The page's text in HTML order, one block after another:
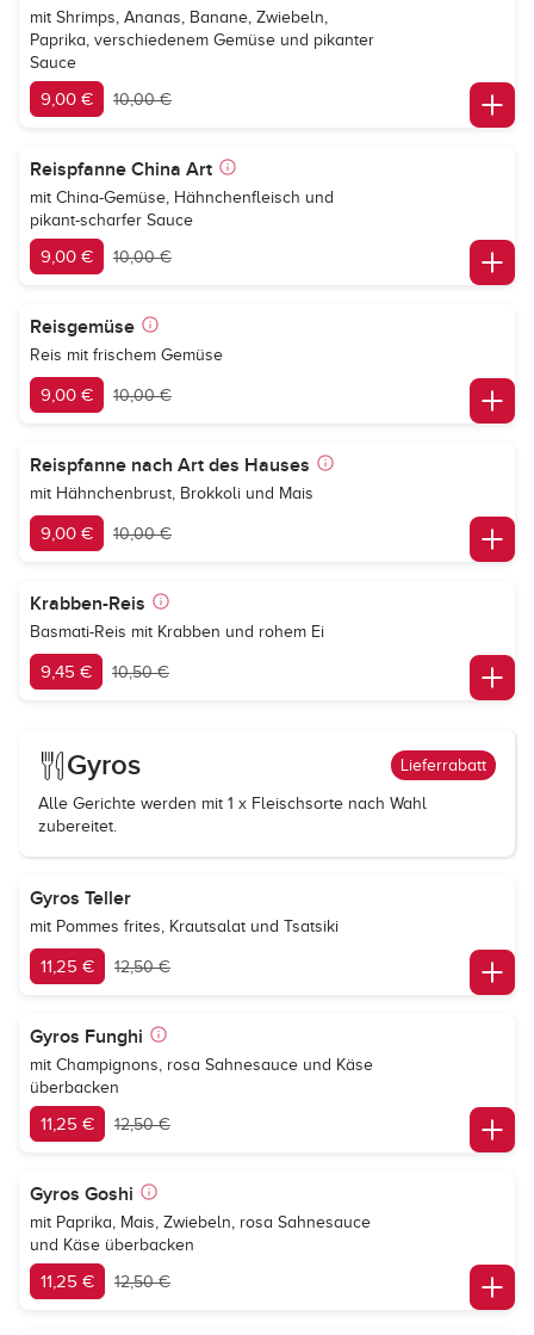
mit Shrimps, Ananas, Banane, Zwiebeln,
Paprika, verschiedenem Gemüse und pikanter
Sauce
9,00 € 10,00 €
Reispfanne China Art
mit China-Gemüse, Hähnchenfleisch und
pikant-scharfer Sauce
9,00 € 10,00 €
Reisgemüse
Reis mit frischem Gemüse
9,00 € 10,00 €
Reispfanne nach Art des Hauses
mit Hähnchenbrust, Brokkoli und Mais
9,00 € 10,00 €
Krabben-Reis
Basmati-Reis mit Krabben und rohem Ei
9,45 € 10,50 €
Gyros Lieferrabatt
Alle Gerichte werden mit 1 x Fleischsorte nach Wahl
zubereitet.
Gyros Teller
mit Pommes frites, Krautsalat und Tsatsiki
11,25 € 12,50 €
Gyros Funghi
mit Champignons, rosa Sahnesauce und Käse
überbacken
11,25 € 12,50 €
Gyros Goshi
mit Paprika, Mais, Zwiebeln, rosa Sahnesauce
und Käse überbacken
11,25 € 12,50 €